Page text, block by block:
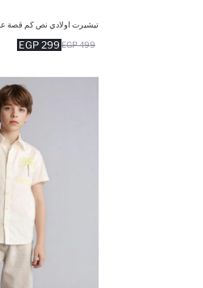
تيشيرت اولادي نص كم قصة
299 EGP 499 EGP